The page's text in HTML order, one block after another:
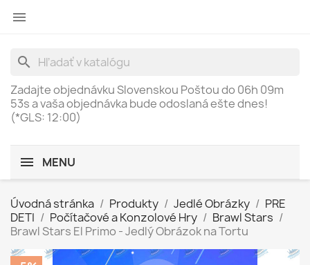

search
Zadajte objednávku Slovenskou Poštou do 06h 09m
53sa vaša objednávka bude odoslaná ešte dnes!
(*GLS: 12:00)
MENU
Úvodná stránka Produkty Jedlé Obrázky
PRE
DETI
Počítačové a Konzolové Hry
Brawl Stars
Brawl Stars El Primo - Jedlý Obrázok na Tortu